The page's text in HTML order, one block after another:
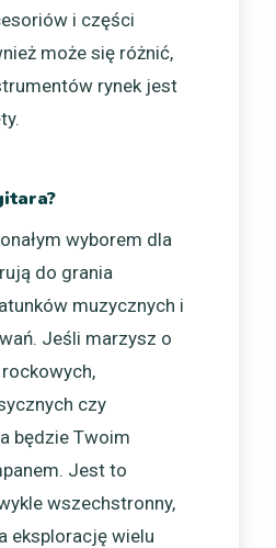
i części
może się różnić,
rynek jest
wyborem dla
do grania
muzycznych i
Jeśli marzysz o
czy
będzie Twoim
Jest to
wszechstronny,
eksplorację wielu